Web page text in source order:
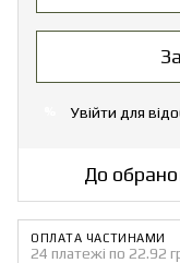
Увійти для
До
ОПЛАТА ЧАСТИНАМИ
24 платежі по 22.92